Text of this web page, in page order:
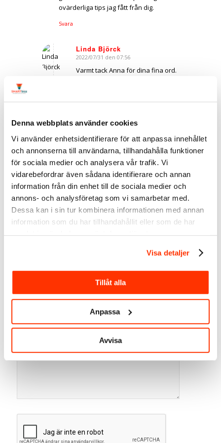
Denna webbplats använder cookies
Vi använder enhetsidentifierare för att anpassa innehållet
och annonserna till användarna, tillhandahålla funktioner
för sociala medier och analysera vår trafik. Vi
vidarebefordrar även sådana identifierare och annan
information från din enhet till de sociala medier och
annons- och analysföretag som vi samarbetar med.
Dessa kan i sin tur kombinera informationen med annan
information som du har tillhandahållit eller som de har
Visa detaljer
Tillåt alla
Anpassa
Avvisa
ovärderliga tips jag fått från dig.
Svara
Linda Björck
says:
2022/07/31 den 07:56
Varmt tack Anna för dina fina ord.
sommar!
Linda
Svara
Lämna en kommentar
Want to join the discussion?
Dela med dig av dina synpunkter!
Namn*
Webbplats